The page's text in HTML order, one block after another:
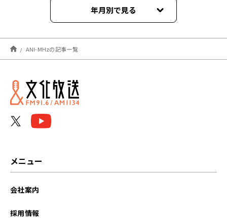
年月別で見る
2026年08月
2026年07月
2026年06月
ANI-MHzの記事一覧
メニュー
会社案内
採用情報